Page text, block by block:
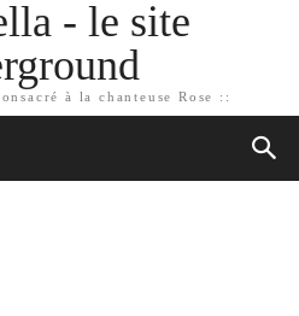
- le site
à la chanteuse Rose ::